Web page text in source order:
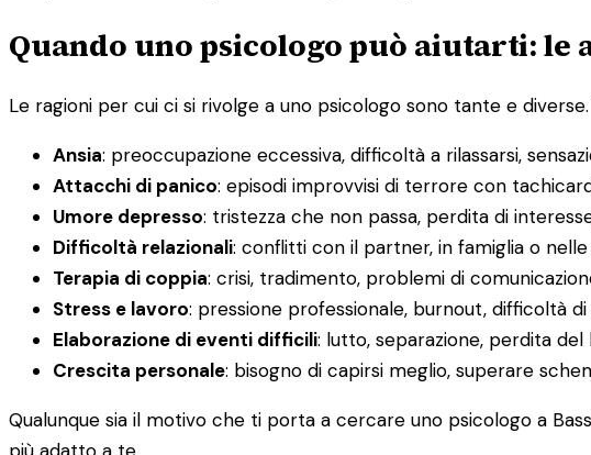
Quando uno psicologo può aiutarti: le
Le ragioni per cui ci si rivolge a uno psicologo sono tante e
Ansia: preoccupazione eccessiva, difficoltà a rilassarsi,
Attacchi di panico: episodi improvvisi di terrore con
Umore depresso: tristezza che non passa, perdita di
Difficoltà relazionali: conflitti con il partner, in famiglia o nelle
Terapia di coppia: crisi, tradimento, problemi di
Stress e lavoro: pressione professionale, burnout, difficoltà
Elaborazione di eventi difficili: lutto, separazione, perdita
Crescita personale: bisogno di capirsi meglio, superare
Qualunque sia il motivo che ti porta a cercare uno psicologo a